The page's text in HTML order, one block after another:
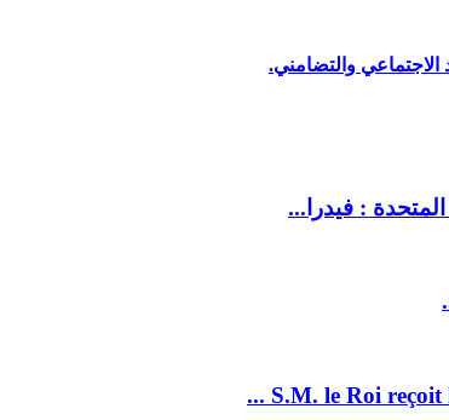
الاجتماعي والتضامني.
: فيدرا...
S.M. le Roi reçoit